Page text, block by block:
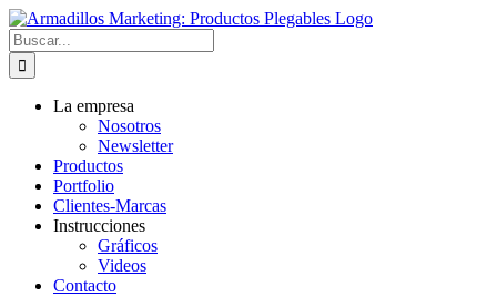
Saltar
al
contenido
Buscar:
La empresa
Nosotros
Newsletter
Productos
Portfolio
Clientes-Marcas
Instrucciones
Gráficos
Videos
Contacto